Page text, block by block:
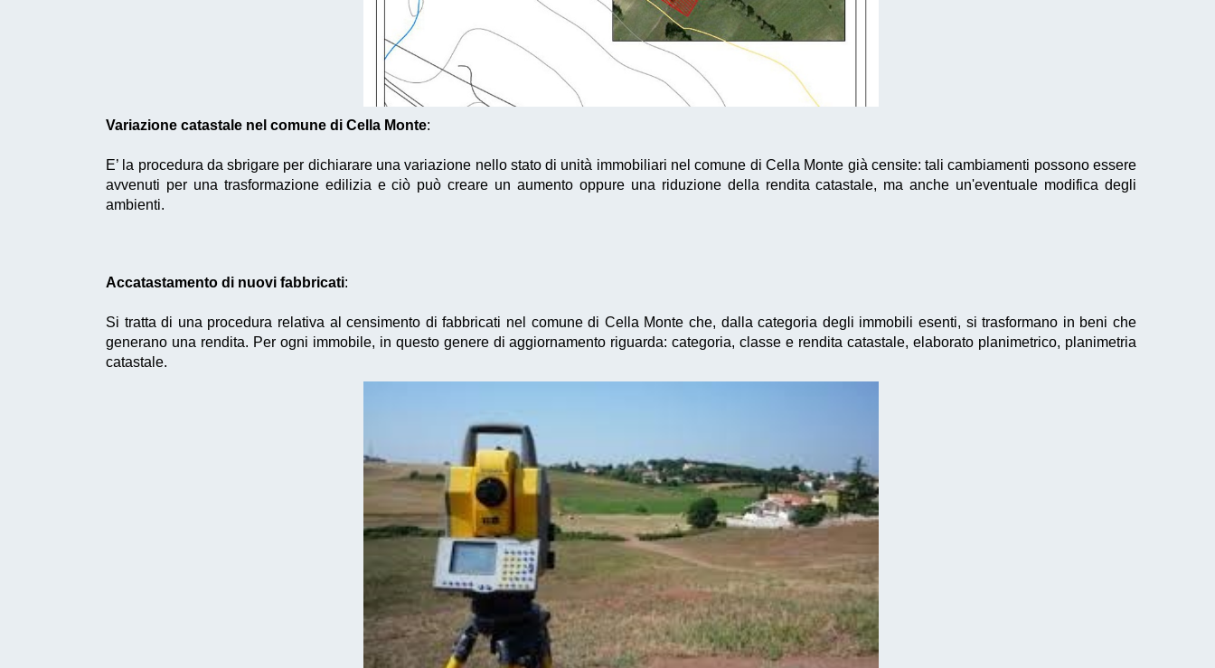
Variazione catastale nel comune di Cella Monte:
E’ la procedura da sbrigare per dichiarare una variazione nello stato di unità immobiliari nel comune di Cella Monte già censite: tali cambiamenti possono essere
avvenuti per una trasformazione edilizia e ciò può creare un aumento oppure una riduzione della rendita catastale, ma anche un'eventuale modifica degli
ambienti.
Accatastamento di nuovi fabbricati:
Si tratta di una procedura relativa al censimento di fabbricati nel comune di Cella Monte che, dalla categoria degli immobili esenti, si trasformano in beni che
generano una rendita. Per ogni immobile, in questo genere di aggiornamento riguarda: categoria, classe e rendita catastale, elaborato planimetrico, planimetria
catastale.